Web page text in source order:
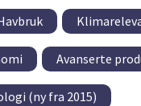
Avanserte
(ny fra 2015)